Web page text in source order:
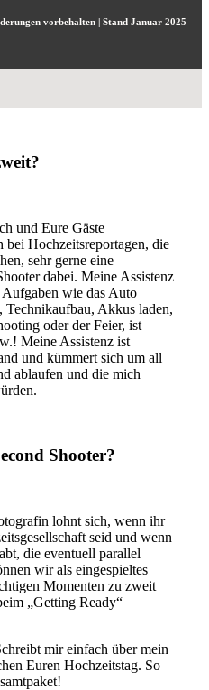
vorbehalten | Stand Januar 2025
und Eure Gäste
bei Hochzeitsreportagen, die
sehr gerne eine
dabei. Meine Assistenz
wie das Auto
Technikaufbau, Akkus laden,
oder der Feier, ist
Meine Assistenz ist
und kümmert sich um all
ablaufen und die mich
Shooter?
lohnt sich, wenn ihr
seid und wenn
die eventuell parallel
wir als eingespieltes
Momenten zu zweit
„Getting Ready“
mir einfach über mein
Euren Hochzeitstag. So